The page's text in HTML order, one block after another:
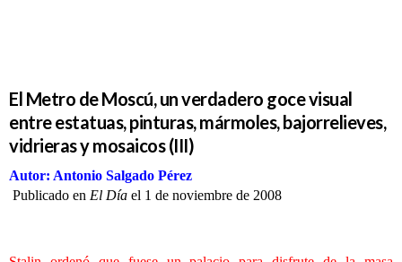
El Metro de Moscú, un verdadero goce visual
entre estatuas, pinturas, mármoles, bajorrelieves,
vidrieras y mosaicos (III)
Autor: Antonio Salgado Pérez
Publicado en El Día el 1 de noviembre de 2008